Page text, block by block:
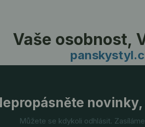
Vaše osobnost,
Můžete se kdykoli odhlásit.